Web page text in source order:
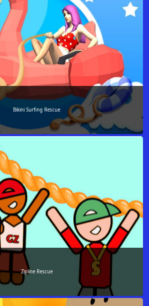
Bikini Surfing Rescue
Zipline Rescue